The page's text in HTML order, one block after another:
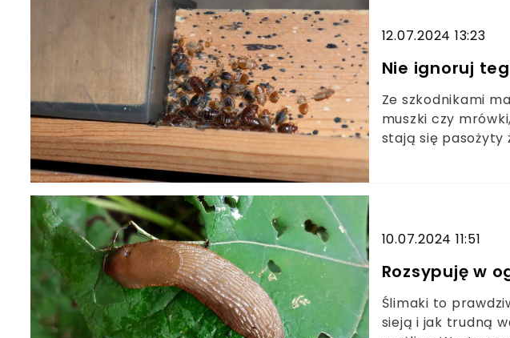
12.07.2024 13:23
Nie ignoruj
Ze szkodnikami
muszki czy
stają się pasożyty
10.07.2024 11:51
Rozsypuję w
Ślimaki to
sieją i jak trudną